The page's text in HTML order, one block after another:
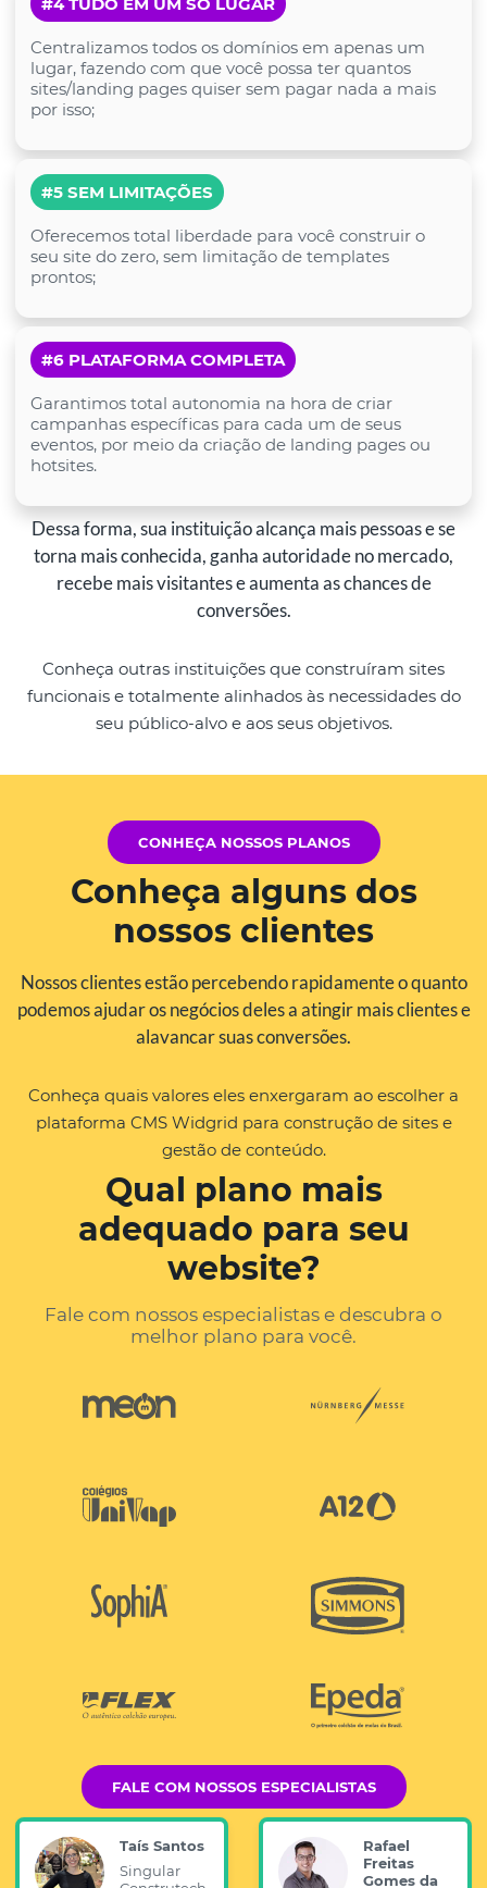
Centralizamos todos os domínios em apenas um
lugar, fazendo com que você possa ter quantos
sites/landing pages quiser sem pagar nada a mais
por isso;
#5 SEM LIMITAÇÕES
Oferecemos total liberdade para você construir o
seu site do zero, sem limitação de templates
prontos;
#6 PLATAFORMA COMPLETA
Garantimos total autonomia na hora de criar
campanhas específicas para cada um de seus
eventos, por meio da criação de landing pages ou
hotsites.
Dessa forma, sua instituição alcança mais pessoas e se
torna mais conhecida, ganha autoridade no mercado,
recebe mais visitantes e aumenta as chances de
conversões.
Conheça outras instituições que construíram sites
funcionais e totalmente alinhados às necessidades do
seu público-alvo e aos seus objetivos.
CONHEÇA NOSSOS PLANOS
Conheça alguns dos
nossos clientes
Nossos clientes estão percebendo rapidamente o quanto
podemos ajudar os negócios deles a atingir mais clientes e
alavancar suas conversões.
Conheça quais valores eles enxergaram ao escolher a
plataforma CMS Widgrid para construção de sites e
gestão de conteúdo.
Qual plano mais
adequado para seu
website?
Fale com nossos especialistas e descubra o
melhor plano para você.
FALE COM NOSSOS ESPECIALISTAS
Taís Santos
Singular
Rafael
Freitas
Gomes da